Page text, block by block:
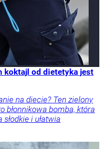
koktajl od dietetyka jest
na diecie? Ten zielony
błonnikowa bomba, która
i ułatwia